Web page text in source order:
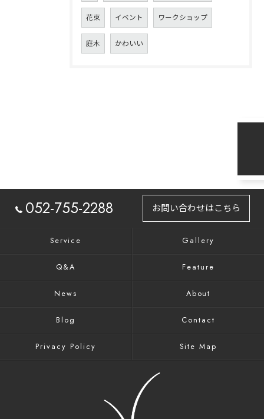
花束 イベント ワークショップ
庭木 かわいい
052-755-2288 お問い合わせはこちら
Service Gallery
Q&A Feature
News About
Blog Contact
Privacy Policy Site Map